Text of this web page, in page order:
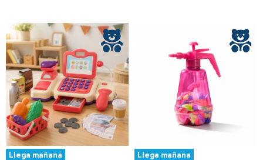
Llega mañana Llega mañana